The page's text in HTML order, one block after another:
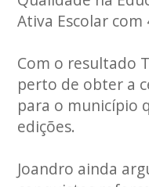
Ativa Escolar
Com o resultado
perto de obter a
para o município
edições.
Joandro ainda